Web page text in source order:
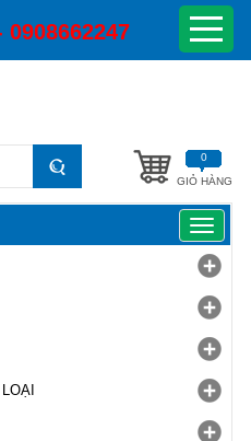
0908662247
GIỎ HÀNG
0
Toggle